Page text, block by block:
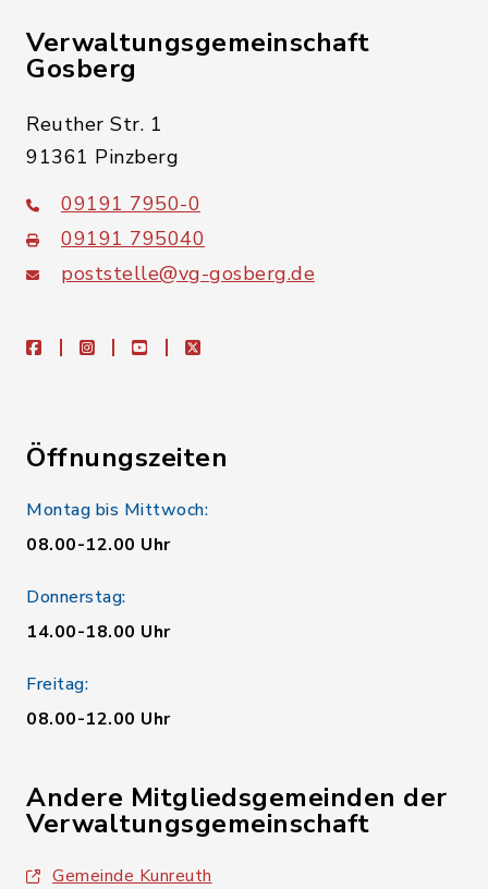
Verwaltungsgemeinschaft
Gosberg
Reuther Str. 1
91361 Pinzberg
09191 7950-0
09191 795040
poststelle@vg-gosberg.de
facebookinstagramyoutubeX
Öffnungszeiten
Montag bis Mittwoch:
08.00-12.00 Uhr
Donnerstag:
14.00-18.00 Uhr
Freitag:
08.00-12.00 Uhr
Andere Mitgliedsgemeinden der
Verwaltungsgemeinschaft
Gemeinde Kunreuth